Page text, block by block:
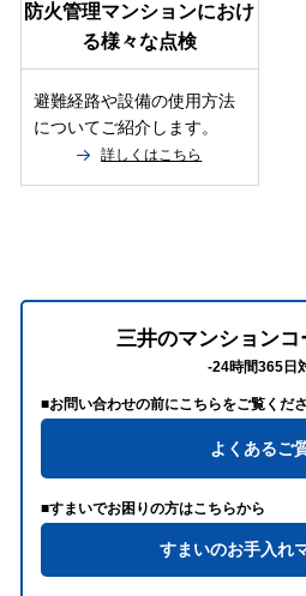
防火管理マンションにおけ
る様々な点検
避難経路や設備の使用方法
についてご紹介します。
詳しくはこちら
三井のマンション
-24時間365日
■お問い合わせの前にこちらをご覧くださ
よくあるご
■すまいでお困りの方はこちらから
すまいのお手入れ